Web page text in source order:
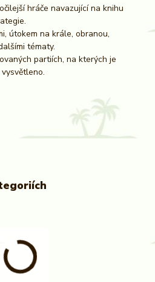
hráče navazující na knihu
útokem na krále, obranou,
tématy.
partiích, na kterých je